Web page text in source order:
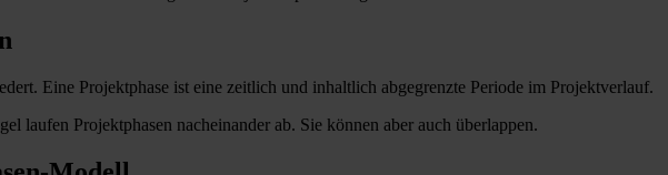
Eine Projektphase ist eine zeitlich und inhaltlich abgegrenzte Periode im Projektverlauf.
laufen Projektphasen nacheinander ab. Sie können aber auch überlappen.